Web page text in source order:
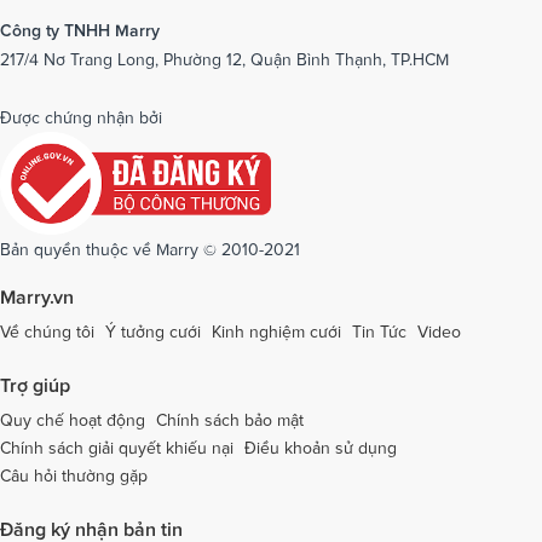
Dịch vụ cưới tại Phú Yên Dịch vụ cưới tại Phú Thọ
Dịch vụ cưới tại Quảng Bình
Dịch vụ cưới tại Quảng Ngãi
Dịch vụ cưới tại Quảng Ninh
Dịch vụ cưới tại Sóc Trăng Dịch vụ cưới tại Sơn La
Dịch vụ cưới tại Thái Bình Dịch vụ cưới tại Thanh Hóa
Dịch vụ cưới tại Thừa Thiên - Huế
Dịch vụ cưới tại An Giang Dịch vụ cưới tại Trà Vinh
Dịch vụ cưới tại Tuyên Quang Dịch vụ cưới tại Vĩnh Long
Công ty TNHH Marry
217/4 Nơ Trang Long, Phường 12, Quận Bình Thạnh, TP.HCM
Được chứng nhận bởi
Bản quyền thuộc về Marry © 2010-2021
Marry.vn
Về chúng tôi Ý tưởng cưới Kinh nghiệm cưới Tin Tức Video
Trợ giúp
Quy chế hoạt động
Chính sách bảo mật
Chính sách giải quyết khiếu nại Điều khoản sử dụng
Câu hỏi thường gặp
Đăng ký nhận bản tin